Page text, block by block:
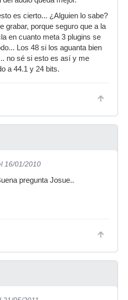
es cierto... ¿Alguien lo sabe?
grabar, porque seguro que a la
en cuanto meta 3 plugins se
Los 48 si los aguanta bien
no sé si esto es así y me
a 44.1 y 24 bits.
16/01/2010
pregunta Josue..